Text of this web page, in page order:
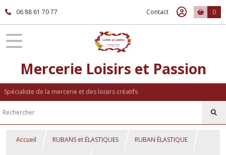
06 88 61 70 77 Contact 0
Mercerie Loisirs et Passion
Spécialiste de la mercerie et des loisirs créatifs
Accueil RUBANS et ÉLASTIQUES RUBAN ÉLASTIQUE